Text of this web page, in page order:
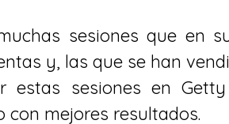
sesiones que en
y, las que se han
estas sesiones en
con mejores resultados.